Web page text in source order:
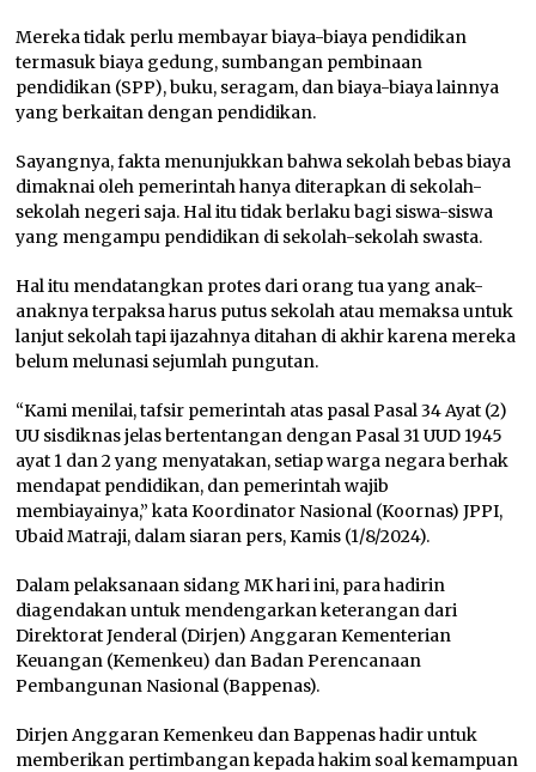
Mereka tidak perlu membayar biaya-biaya pendidikan
termasuk biaya gedung, sumbangan pembinaan
pendidikan (SPP), buku, seragam, dan biaya-biaya lainnya
yang berkaitan dengan pendidikan.
Sayangnya, fakta menunjukkan bahwa sekolah bebas biaya
dimaknai oleh pemerintah hanya diterapkan di sekolah-
sekolah negeri saja. Hal itu tidak berlaku bagi siswa-siswa
yang mengampu pendidikan di sekolah-sekolah swasta.
Hal itu mendatangkan protes dari orang tua yang anak-
anaknya terpaksa harus putus sekolah atau memaksa untuk
lanjut sekolah tapi ijazahnya ditahan di akhir karena mereka
belum melunasi sejumlah pungutan.
“Kami menilai, tafsir pemerintah atas pasal Pasal 34 Ayat (2)
UU sisdiknas jelas bertentangan dengan Pasal 31 UUD 1945
ayat 1 dan 2 yang menyatakan, setiap warga negara berhak
mendapat pendidikan, dan pemerintah wajib
membiayainya,” kata Koordinator Nasional (Koornas) JPPI,
Ubaid Matraji, dalam siaran pers, Kamis (1/8/2024).
Dalam pelaksanaan sidang MK hari ini, para hadirin
diagendakan untuk mendengarkan keterangan dari
Direktorat Jenderal (Dirjen) Anggaran Kementerian
Keuangan (Kemenkeu) dan Badan Perencanaan
Pembangunan Nasional (Bappenas).
Dirjen Anggaran Kemenkeu dan Bappenas hadir untuk
memberikan pertimbangan kepada hakim soal kemampuan